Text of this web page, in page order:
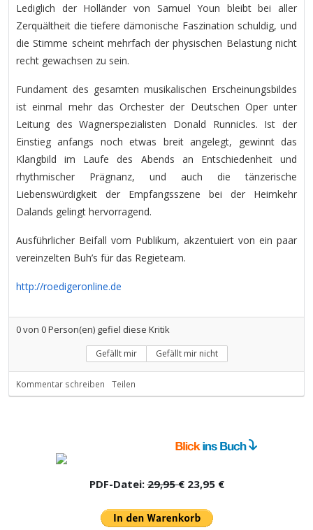
Lediglich der Holländer von Samuel Youn bleibt bei aller
Zerquältheit die tiefere dämonische Faszination schuldig, und
die Stimme scheint mehrfach der physischen Belastung nicht
recht gewachsen zu sein.
Fundament des gesamten musikalischen Erscheinungsbildes
ist einmal mehr das Orchester der Deutschen Oper unter
Leitung des Wagnerspezialisten Donald Runnicles. Ist der
Einstieg anfangs noch etwas breit angelegt, gewinnt das
Klangbild im Laufe des Abends an Entschiedenheit und
rhythmischer Prägnanz, und auch die tänzerische
Liebenswürdigkeit der Empfangsszene bei der Heimkehr
Dalands gelingt hervorragend.
Ausführlicher Beifall vom Publikum, akzentuiert von ein paar
vereinzelten Buh’s für das Regieteam.
http://roedigeronline.de
0von 0Person(en) gefiel diese Kritik
Gefällt mir Gefällt mir nicht
Kommentar schreiben Teilen
PDF-Datei:29,95 €23,95 €